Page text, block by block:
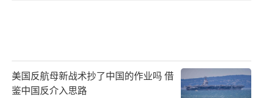
（责任编辑：卢其龙 CM0882）
美国反航母新战术抄了中国的作业吗 借
鉴中国反介入思路